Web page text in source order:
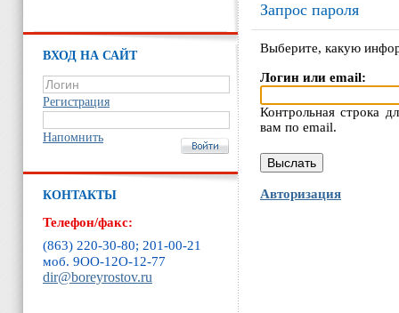
ВХОД НА САЙТ
Регистрация
Напомнить
КОНТАКТЫ
Телефон/факс:
(863) 220-30-80; 201-00-21
моб. 9ОО-12O-12-77
dir@boreyrostov.ru
Запрос пароля
Выберите, какую
Логин или email:
Контрольная строка
вам по email.
Авторизация